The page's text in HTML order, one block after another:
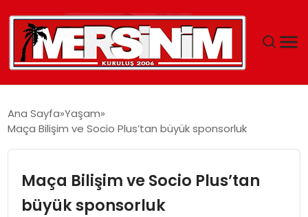
YAŞAM
GÜNCEL
SAĞLIK
Ana Sayfa Yaşam
Maça Bilişim ve Socio Plus’tan büyük sponsorluk
Maça Bilişim ve Socio Plus’tan
büyük sponsorluk